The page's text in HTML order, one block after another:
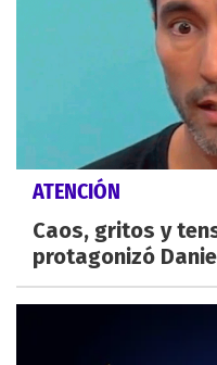
ATENCIÓN
Caos, gritos y
protagonizó